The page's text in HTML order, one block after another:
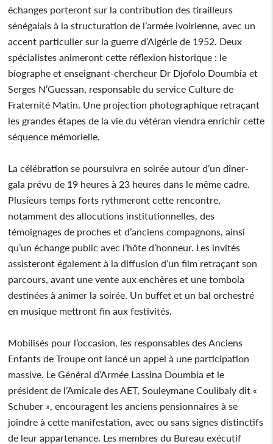
échanges porteront sur la contribution des tirailleurs
sénégalais à la structuration de l’armée ivoirienne, avec un
accent particulier sur la guerre d’Algérie de 1952. Deux
spécialistes animeront cette réflexion historique : le
biographe et enseignant-chercheur Dr Djofolo Doumbia et
Serges N’Guessan, responsable du service Culture de
Fraternité Matin. Une projection photographique retraçant
les grandes étapes de la vie du vétéran viendra enrichir cette
séquence mémorielle.
La célébration se poursuivra en soirée autour d’un dîner-
gala prévu de 19 heures à 23 heures dans le même cadre.
Plusieurs temps forts rythmeront cette rencontre,
notamment des allocutions institutionnelles, des
témoignages de proches et d’anciens compagnons, ainsi
qu’un échange public avec l’hôte d’honneur. Les invités
assisteront également à la diffusion d’un film retraçant son
parcours, avant une vente aux enchères et une tombola
destinées à animer la soirée. Un buffet et un bal orchestré
en musique mettront fin aux festivités.
Mobilisés pour l’occasion, les responsables des Anciens
Enfants de Troupe ont lancé un appel à une participation
massive. Le Général d’Armée Lassina Doumbia et le
président de l’Amicale des AET, Souleymane Coulibaly dit «
Schuber », encouragent les anciens pensionnaires à se
joindre à cette manifestation, avec ou sans signes distinctifs
de leur appartenance. Les membres du Bureau exécutif